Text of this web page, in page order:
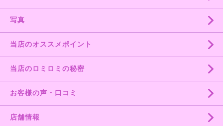
写真
当店のオススメポイント
当店のロミロミの秘密
お客様の声・口コミ
店舗情報